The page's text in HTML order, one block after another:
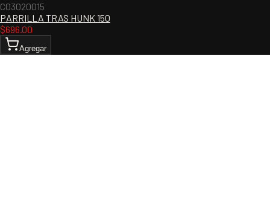
C03020015
PARRILLA TRAS HUNK 150
$696.00
Agregar